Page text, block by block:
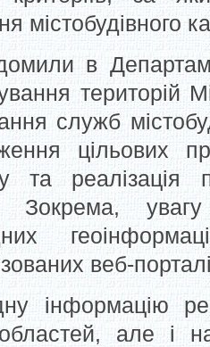
містобудівного
в
територій
служб
цільових
та реалізація
Зокрема,
веб-
інформацію
областей, але і